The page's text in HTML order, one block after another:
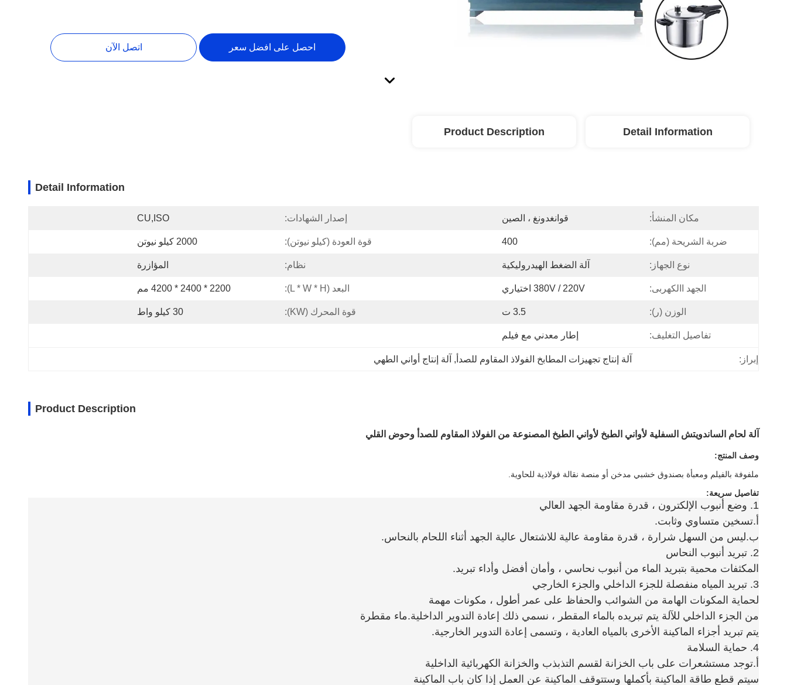
احصل على افضل سعر اتصل الآن
Detail Information
Product Description
Detail Information
مكان المنشأ: قوانغدونغ ، الصين إصدار الشهادات: CU,ISO
ضربة الشريحة (مم): 400 قوة العودة (كيلو نيوتن): 2000 كيلو نيوتن
نوع الجهاز: آلة الضغط الهيدروليكية نظام: المؤازرة
الجهد االكهربى: 380V / 220V اختياري البعد (L * W * H): 2200 * 2400 * 4200 مم
الوزن (ر): 3.5 ت قوة المحرك (kW): 30 كيلو واط
تفاصيل التغليف: إطار معدني مع فيلم
إبراز: آلة إنتاج تجهيزات المطابخ الفولاذ المقاوم للصدأ , آلة إنتاج أواني الطهي
Product Description
آلة لحام الساندويتش السفلية لأواني الطبخ لأواني الطبخ المصنوعة من الفولاذ المقاوم للصدأ وحوض القلي
وصف المنتج:
ملفوفة بالفيلم ومعبأة بصندوق خشبي مدخن أو منصة نقالة فولاذية للحاوية.
تفاصيل سريعة:
1. وضع أنبوب الإلكترون ، قدرة مقاومة الجهد العالي
أ.تسخين متساوي وثابت.
ب.ليس من السهل شرارة ، قدرة مقاومة عالية للاشتعال عالية الجهد أثناء اللحام بالنحاس.
2. تبريد أنبوب النحاس
المكثفات محمية بتبريد الماء من أنبوب نحاسي ، وأمان أفضل وأداء تبريد.
3. تبريد المياه منفصلة للجزء الداخلي والجزء الخارجي
لحماية المكونات الهامة من الشوائب والحفاظ على عمر أطول ، مكونات مهمة
من الجزء الداخلي للآلة يتم تبريده بالماء المقطر ، نسمي ذلك إعادة التدوير الداخلية.ماء مقطرة
يتم تبريد أجزاء الماكينة الأخرى بالمياه العادية ، وتسمى إعادة التدوير الخارجية.
4. حماية السلامة
أ.توجد مستشعرات على باب الخزانة لقسم التذبذب والخزانة الكهربائية الداخلية
سيتم قطع طاقة الماكينة بأكملها وستتوقف الماكينة عن العمل إذا كان باب الماكينة